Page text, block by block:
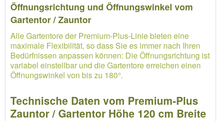
Öffnungsrichtung und Öffnungswinkel vom
Gartentor / Zauntor
Alle Gartentore der Premium-Plus-Linie bieten eine
maximale Flexibilität, so dass Sie es immer nach Ihren
Bedürfnissen anpassen können: Die Öffnungsrichtung ist
variabel einstellbar und die Gartentore erreichen einen
Öffnungswinkel von bis zu 180°.
Technische Daten vom Premium-Plus
Zauntor / Gartentor Höhe 120 cm Breite